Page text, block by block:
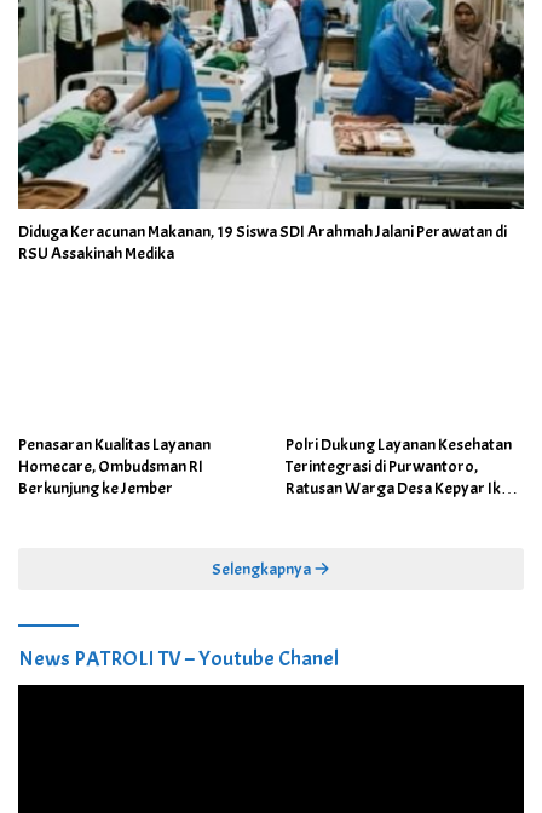
Diduga Keracunan Makanan, 19 Siswa SDI Arahmah Jalani Perawatan di
RSU Assakinah Medika
Penasaran Kualitas Layanan
Homecare, Ombudsman RI
Berkunjung ke Jember
Polri Dukung Layanan Kesehatan
Terintegrasi di Purwantoro,
Ratusan Warga Desa Kepyar Ikuti
Selengkapnya
News PATROLI TV – Youtube Chanel